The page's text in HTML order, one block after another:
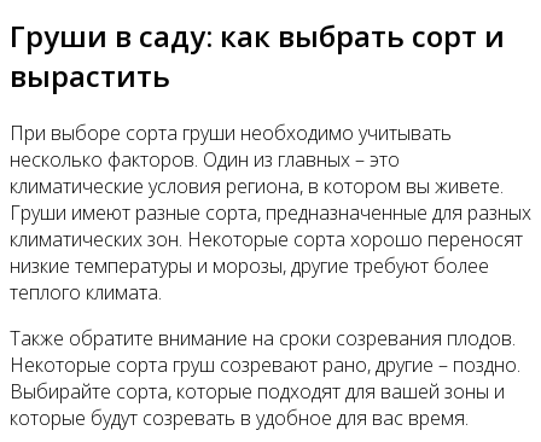
Груши в саду: как выбрать сорт и
вырастить
При выборе сорта груши необходимо учитывать
несколько факторов. Один из главных – это
климатические условия региона, в котором вы живете.
Груши имеют разные сорта, предназначенные для разных
климатических зон. Некоторые сорта хорошо переносят
низкие температуры и морозы, другие требуют более
теплого климата.
Также обратите внимание на сроки созревания плодов.
Некоторые сорта груш созревают рано, другие – поздно.
Выбирайте сорта, которые подходят для вашей зоны и
которые будут созревать в удобное для вас время.